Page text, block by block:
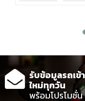
รับข้อมูลรถเข้า
ใหม่ทุกวัน
พร้อมโปรโมชั่น